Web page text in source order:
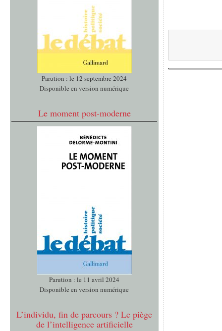
Parution : le 12 septembre 2024
Disponible en version numérique
Le moment post-moderne
Parution : le 11 avril 2024
Disponible en version numérique
L’individu, fin de parcours ? Le piège
de l’intelligence artificielle